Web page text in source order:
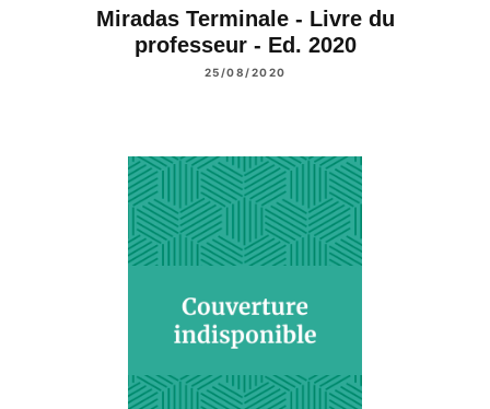
Miradas Terminale - Livre du
professeur - Ed. 2020
25/08/2020